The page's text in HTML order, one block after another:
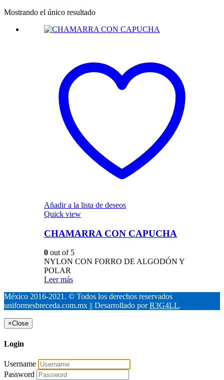
Mostrando el único resultado
Añadir a la lista de deseos
Quick view
CHAMARRA CON CAPUCHA
0 out of 5
NYLON CON FORRO DE ALGODÓN Y
POLAR
Leer más
México 2016-2021. © Todos los derechos reservados
uniformesbreceda.com.mx || Desarrollado porR3G4LL.
×Close
Login
Username
Password